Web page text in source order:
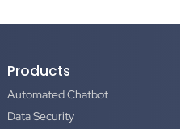
Products
Automated Chatbot
Data Security